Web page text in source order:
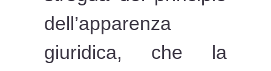
dell’apparenza
giuridica, che la